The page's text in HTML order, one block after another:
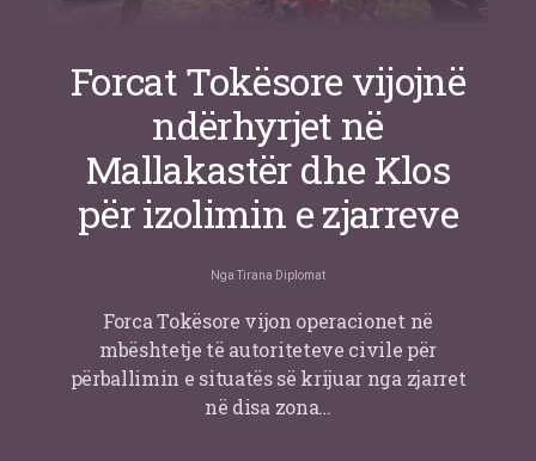
Forcat Tokësore vijojnë
ndërhyrjet në
Mallakastër dhe Klos
për izolimin e zjarreve
Nga Tirana Diplomat
Forca Tokësore vijon operacionet në
mbështetje të autoriteteve civile për
përballimin e situatës së krijuar nga zjarret
në disa zona…